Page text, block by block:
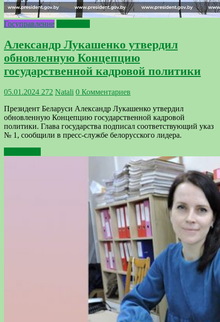
Госуправление
Александр Лукашенко утвердил
обновленную Концепцию
государственной кадровой политики
05.01.2024 272 Natali 0 Комментариев
Президент Беларуси Александр Лукашенко утвердил
обновленную Концепцию государственной кадровой
политики. Глава государства подписал соответствующий указ
№ 1, сообщили в пресс-службе белорусского лидера.